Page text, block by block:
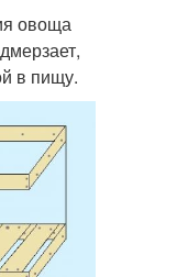
овоща
в пищу.